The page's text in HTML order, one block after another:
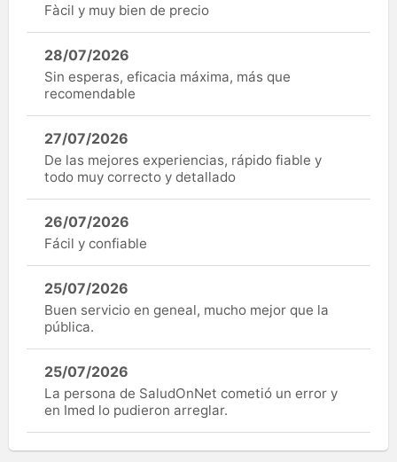
Fàcil y muy bien de precio
28/07/2026
Sin esperas, eficacia máxima, más que
recomendable
27/07/2026
De las mejores experiencias, rápido fiable y
todo muy correcto y detallado
26/07/2026
Fácil y confiable
25/07/2026
Buen servicio en geneal, mucho mejor que la
pública.
25/07/2026
La persona de SaludOnNet cometió un error y
en Imed lo pudieron arreglar.